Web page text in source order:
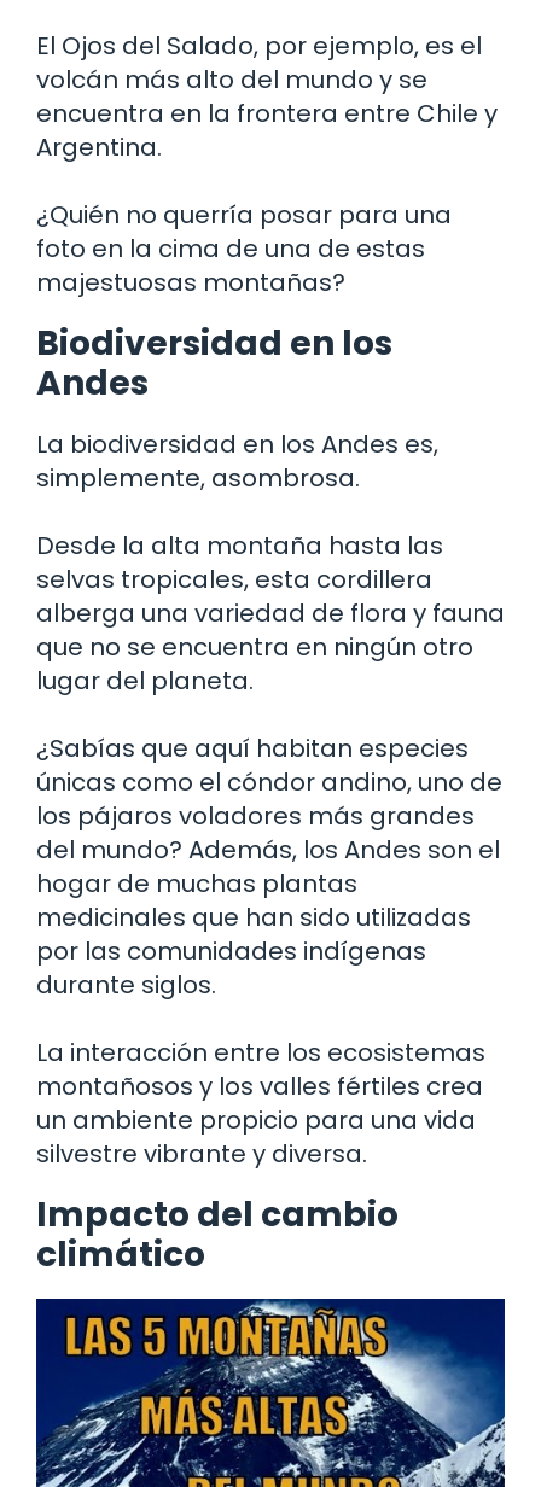
El Ojos del Salado, por ejemplo, es el
volcán más alto del mundo y se
encuentra en la frontera entre Chile y
Argentina.
¿Quién no querría posar para una
foto en la cima de una de estas
majestuosas montañas?
Biodiversidad en los
Andes
La biodiversidad en los Andes es,
simplemente, asombrosa.
Desde la alta montaña hasta las
selvas tropicales, esta cordillera
alberga una variedad de flora y fauna
que no se encuentra en ningún otro
lugar del planeta.
¿Sabías que aquí habitan especies
únicas como el cóndor andino, uno de
los pájaros voladores más grandes
del mundo? Además, los Andes son el
hogar de muchas plantas
medicinales que han sido utilizadas
por las comunidades indígenas
durante siglos.
La interacción entre los ecosistemas
montañosos y los valles fértiles crea
un ambiente propicio para una vida
silvestre vibrante y diversa.
Impacto del cambio
climático